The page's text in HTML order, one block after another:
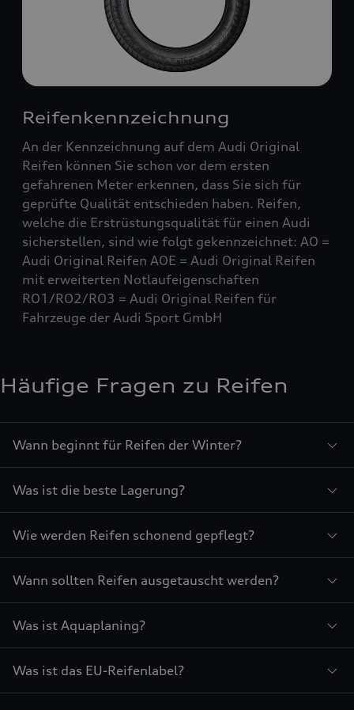
Reifenkennzeichnung
An der Kennzeichnung auf dem Audi Original
Reifen können Sie schon vor dem ersten
gefahrenen Meter erkennen, dass Sie sich für
geprüfte Qualität entschieden haben. Reifen,
welche die Erstrüstungsqualität für einen Audi
sicherstellen, sind wie folgt gekennzeichnet: AO =
Audi Original Reifen AOE = Audi Original Reifen
mit erweiterten Notlaufeigenschaften
RO1/RO2/RO3 = Audi Original Reifen für
Fahrzeuge der Audi Sport GmbH
Häufige Fragen zu Reifen
Wann beginnt für Reifen der Winter?
Was ist die beste Lagerung?
Wie werden Reifen schonend gepflegt?
Wann sollten Reifen ausgetauscht werden?
Was ist Aquaplaning?
Was ist das EU-Reifenlabel?